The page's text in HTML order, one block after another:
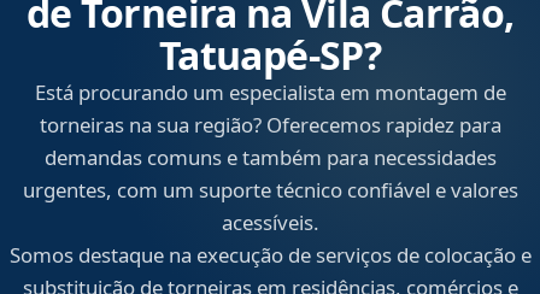
de Torneira na Vila Carrão,
Tatuapé‑SP?
Está procurando um especialista em montagem de
torneiras na sua região? Oferecemos rapidez para
demandas comuns e também para necessidades
urgentes, com um suporte técnico confiável e valores
acessíveis.
Somos destaque na execução de serviços de colocação e
substituição de torneiras em residências, comércios e